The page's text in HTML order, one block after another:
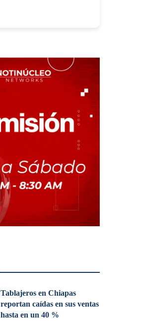
Tablajeros en Chiapas
reportan caídas en sus ventas
hasta en un 40 %